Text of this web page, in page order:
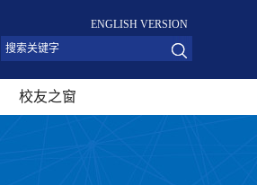
ENGLISH VERSION
校友之窗